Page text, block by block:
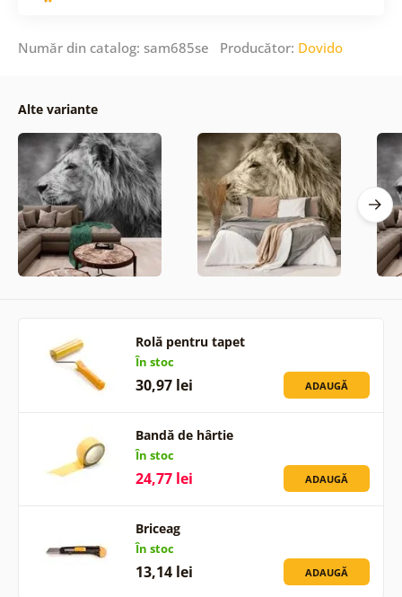
Număr din catalog: sam685se Producător: Dovido
Alte variante
Rolă pentru tapet
În stoc
30,97 lei ADAUGĂ
Bandă de hârtie
În stoc
24,77 lei ADAUGĂ
Briceag
În stoc
13,14 lei ADAUGĂ